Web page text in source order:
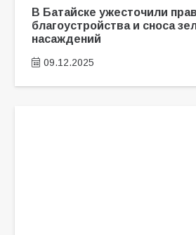
В Батайске ужесточили
благоустройства и сноса
насаждений
09.12.2025